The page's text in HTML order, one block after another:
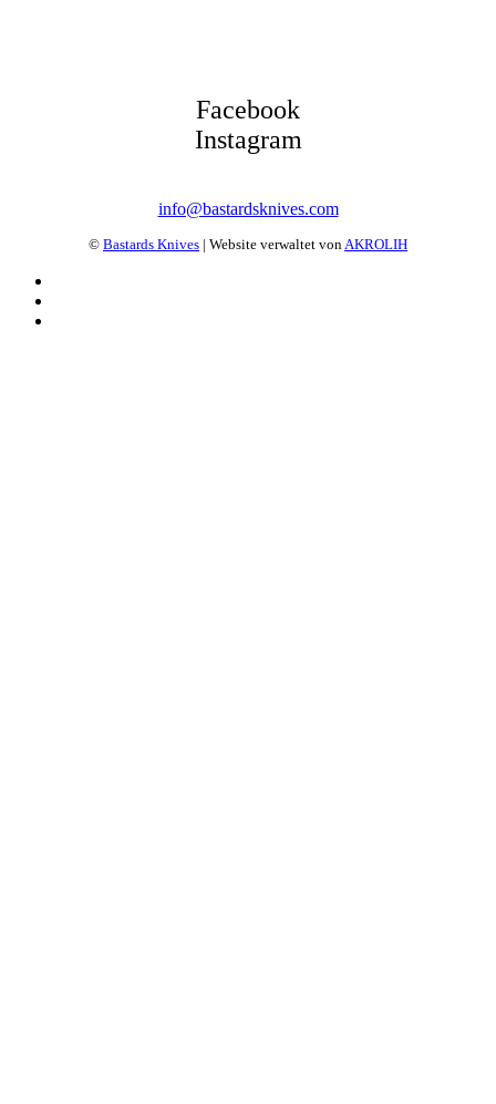
Facebook
Instagram
info@bastardsknives.com
© Bastards Knives | Website verwaltet von AKROLIH